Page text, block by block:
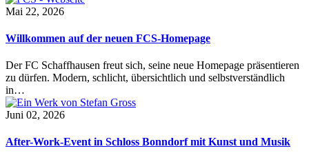
Mai 22, 2026
Willkommen auf der neuen FCS-Homepage
Der FC Schaffhausen freut sich, seine neue Homepage präsentieren
zu dürfen. Modern, schlicht, übersichtlich und selbstverständlich
in…
Juni 02, 2026
After-Work-Event in Schloss Bonndorf mit Kunst und Musik